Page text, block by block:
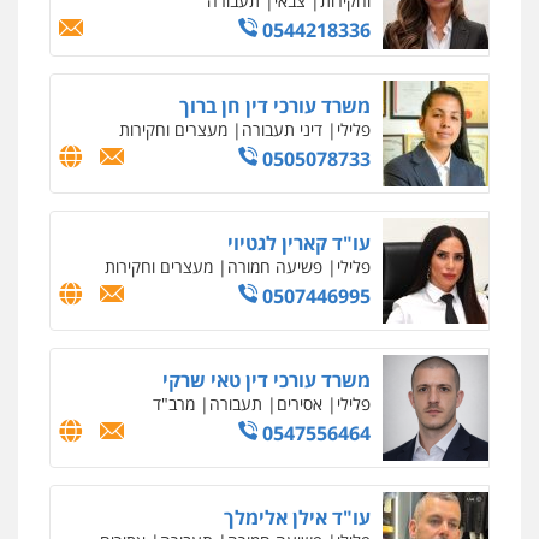
0547780927
עו"ד אסף גונן
פלילי פשע חמור תעבורה צבא מעצרים
וחקירות
0542255161
גל דהן – משרד עורך דין פלילי
פלילי פשיעה חמורה סמים מעצרים
וחקירות
0544723840
עו"ד ראוף נג'אר
פלילי עורכי דין לענייני אסירים מעצרים
סמים רכוש
0548009246
דוד אפרים משרד עורכי דין